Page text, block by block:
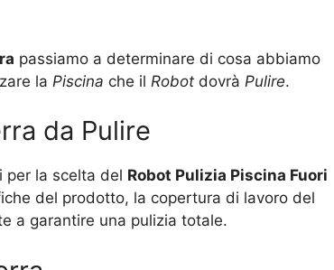
passiamo a determinare di cosa abbiamo
la Piscina che il Robot dovrà Pulire.
da Pulire
per la scelta del Robot Pulizia Piscina Fuori
del prodotto, la copertura di lavoro del
a garantire una pulizia totale.